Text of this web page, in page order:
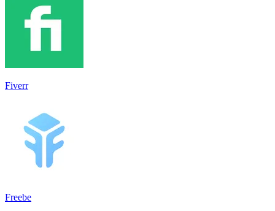
Fiverr
Freebe